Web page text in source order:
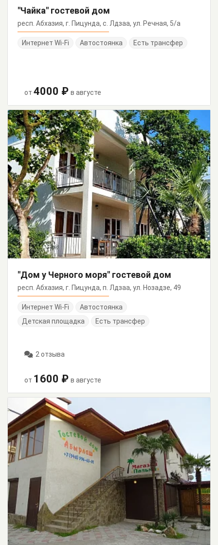
"Чайка" гостевой дом
респ. Абхазия, г. Пицунда, с. Лдзаа, ул. Речная, 5/а
Интернет Wi-Fi Автостоянка Есть трансфер
от 4000 ₽ в августе
"Дом у Черного моря" гостевой дом
респ. Абхазия, г. Пицунда, п. Лдзаа, ул. Нозадзе, 49
Интернет Wi-Fi
Автостоянка
Детская площадка
Есть трансфер
2 отзыва
от 1600 ₽ в августе